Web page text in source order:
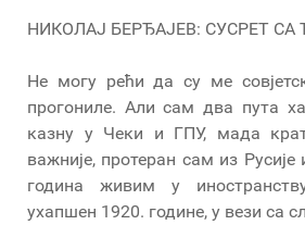
НИКОЛАЈ БЕРЂАЈЕВ: СУСРЕТ
Не могу рећи да су ме
прогониле. Али сам два пута
казну у Чеки и ГПУ, мада
важније, протеран сам из
година живим у
ухапшен 1920. године, у вези са